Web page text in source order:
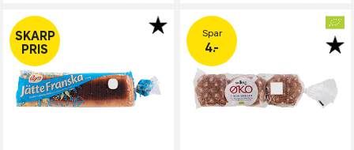
SKARP
PRIS
Spar
4.-